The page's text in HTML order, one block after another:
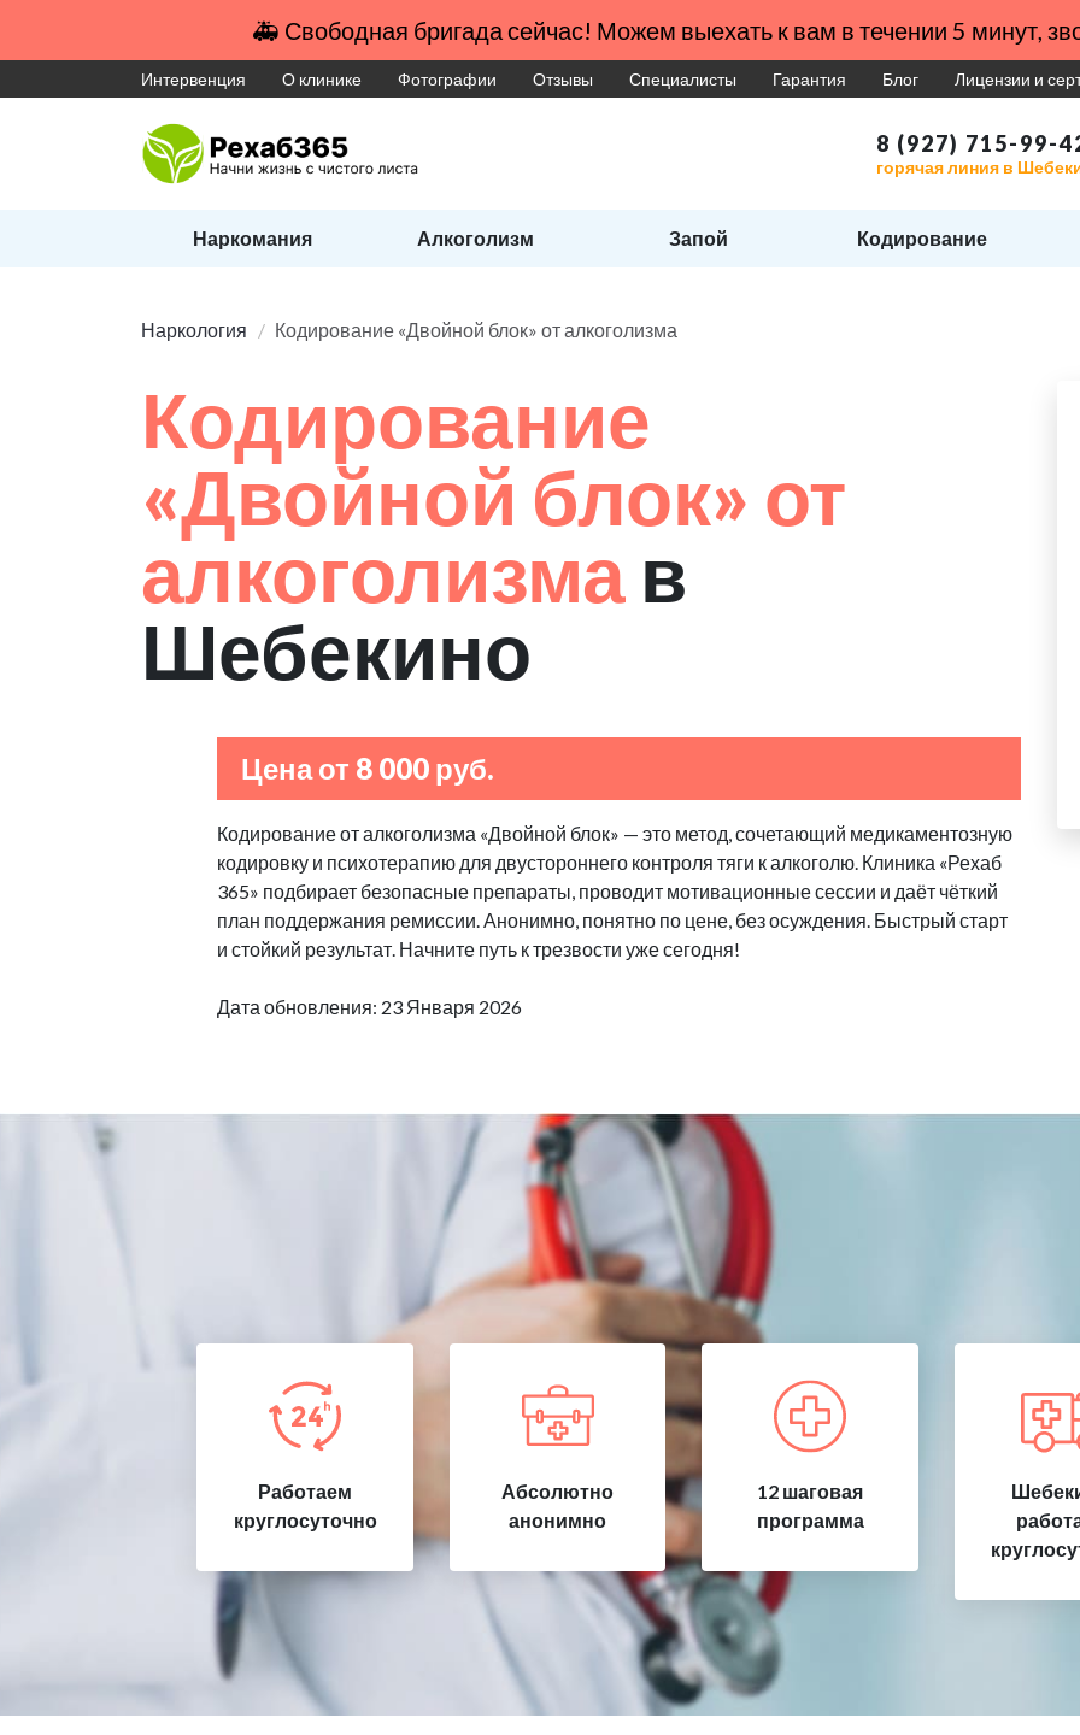
🚑 Свободная бригада сейчас! Можем выехать к вам в течении 5 минут,
Интервенция О клинике Фотографии Отзывы Специалисты Гарантия Блог Лицензии и
8 (927) 715-99-
горячая линия в
Наркомания Алкоголизм Запой Кодирование
Наркология Кодирование «Двойной блок» от алкоголизма
Кодирование
«Двойной блок» от
алкоголизма в
Шебекино
Цена от 8 000 руб.
Кодирование от алкоголизма «Двойной блок» — это метод, сочетающий медикаментозную
кодировку и психотерапию для двустороннего контроля тяги к алкоголю. Клиника «Рехаб
365» подбирает безопасные препараты, проводит мотивационные сессии и даёт чёткий
план поддержания ремиссии. Анонимно, понятно по цене, без осуждения. Быстрый старт
и стойкий результат. Начните путь к трезвости уже сегодня!
Дата обновления: 23 Января 2026
Работаем
круглосуточно
Абсолютно
анонимно
12 шаговая
программа